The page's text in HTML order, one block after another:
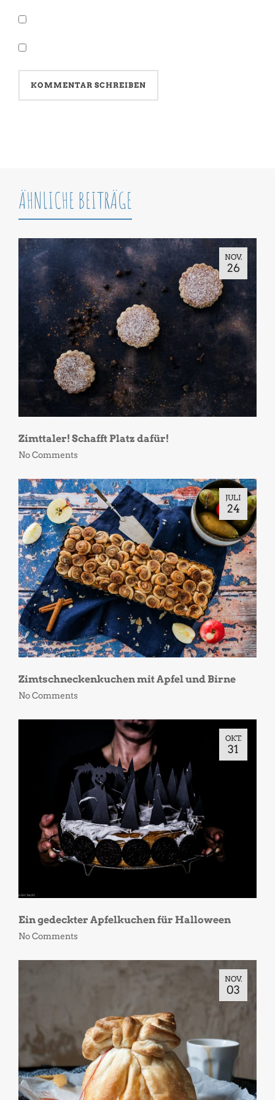
ÄHNLICHE BEITRÄGE
NOV.
26
Zimttaler! Schafft Platz dafür!
No Comments
JULI
24
Zimtschneckenkuchen mit Apfel und Birne
No Comments
OKT.
31
Ein gedeckter Apfelkuchen für Halloween
No Comments
NOV.
03